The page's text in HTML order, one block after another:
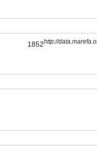
http://